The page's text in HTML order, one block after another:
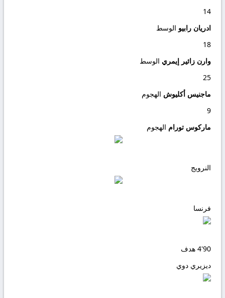
14
ادريان رابيو الوسط
18
وارن زائير إيمري الوسط
25
ماجنيس أكليوش الهجوم
9
ماركوس تورام الهجوم
النرويج
فرنسا
90'
4 هدف
ديزيري دوي